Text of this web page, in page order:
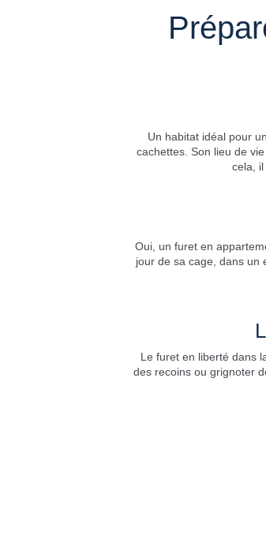
Un habitat idéal pour
cachettes. Son lieu de
cela,
Oui, un furet en
jour de sa cage, dans un
Le furet en liberté dans
des recoins ou grignoter